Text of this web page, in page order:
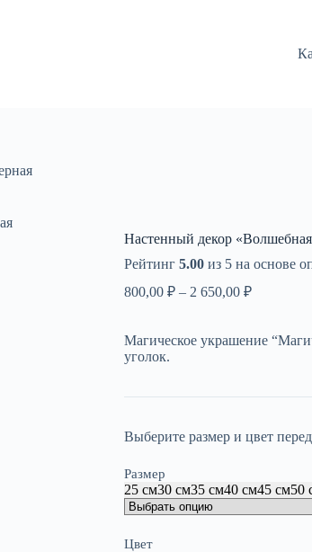
Настенный декор «Волшебная
Рейтинг 5.00из 5 на основе
800,00 ₽ – 2 650,00 ₽Диапазон
–
Магическое украшение
уголок.
Выберите размер и цвет
Размер
25 см30 см35 см40 см45 см50
Цвет